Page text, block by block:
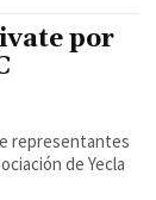
por
representantes
de Yecla